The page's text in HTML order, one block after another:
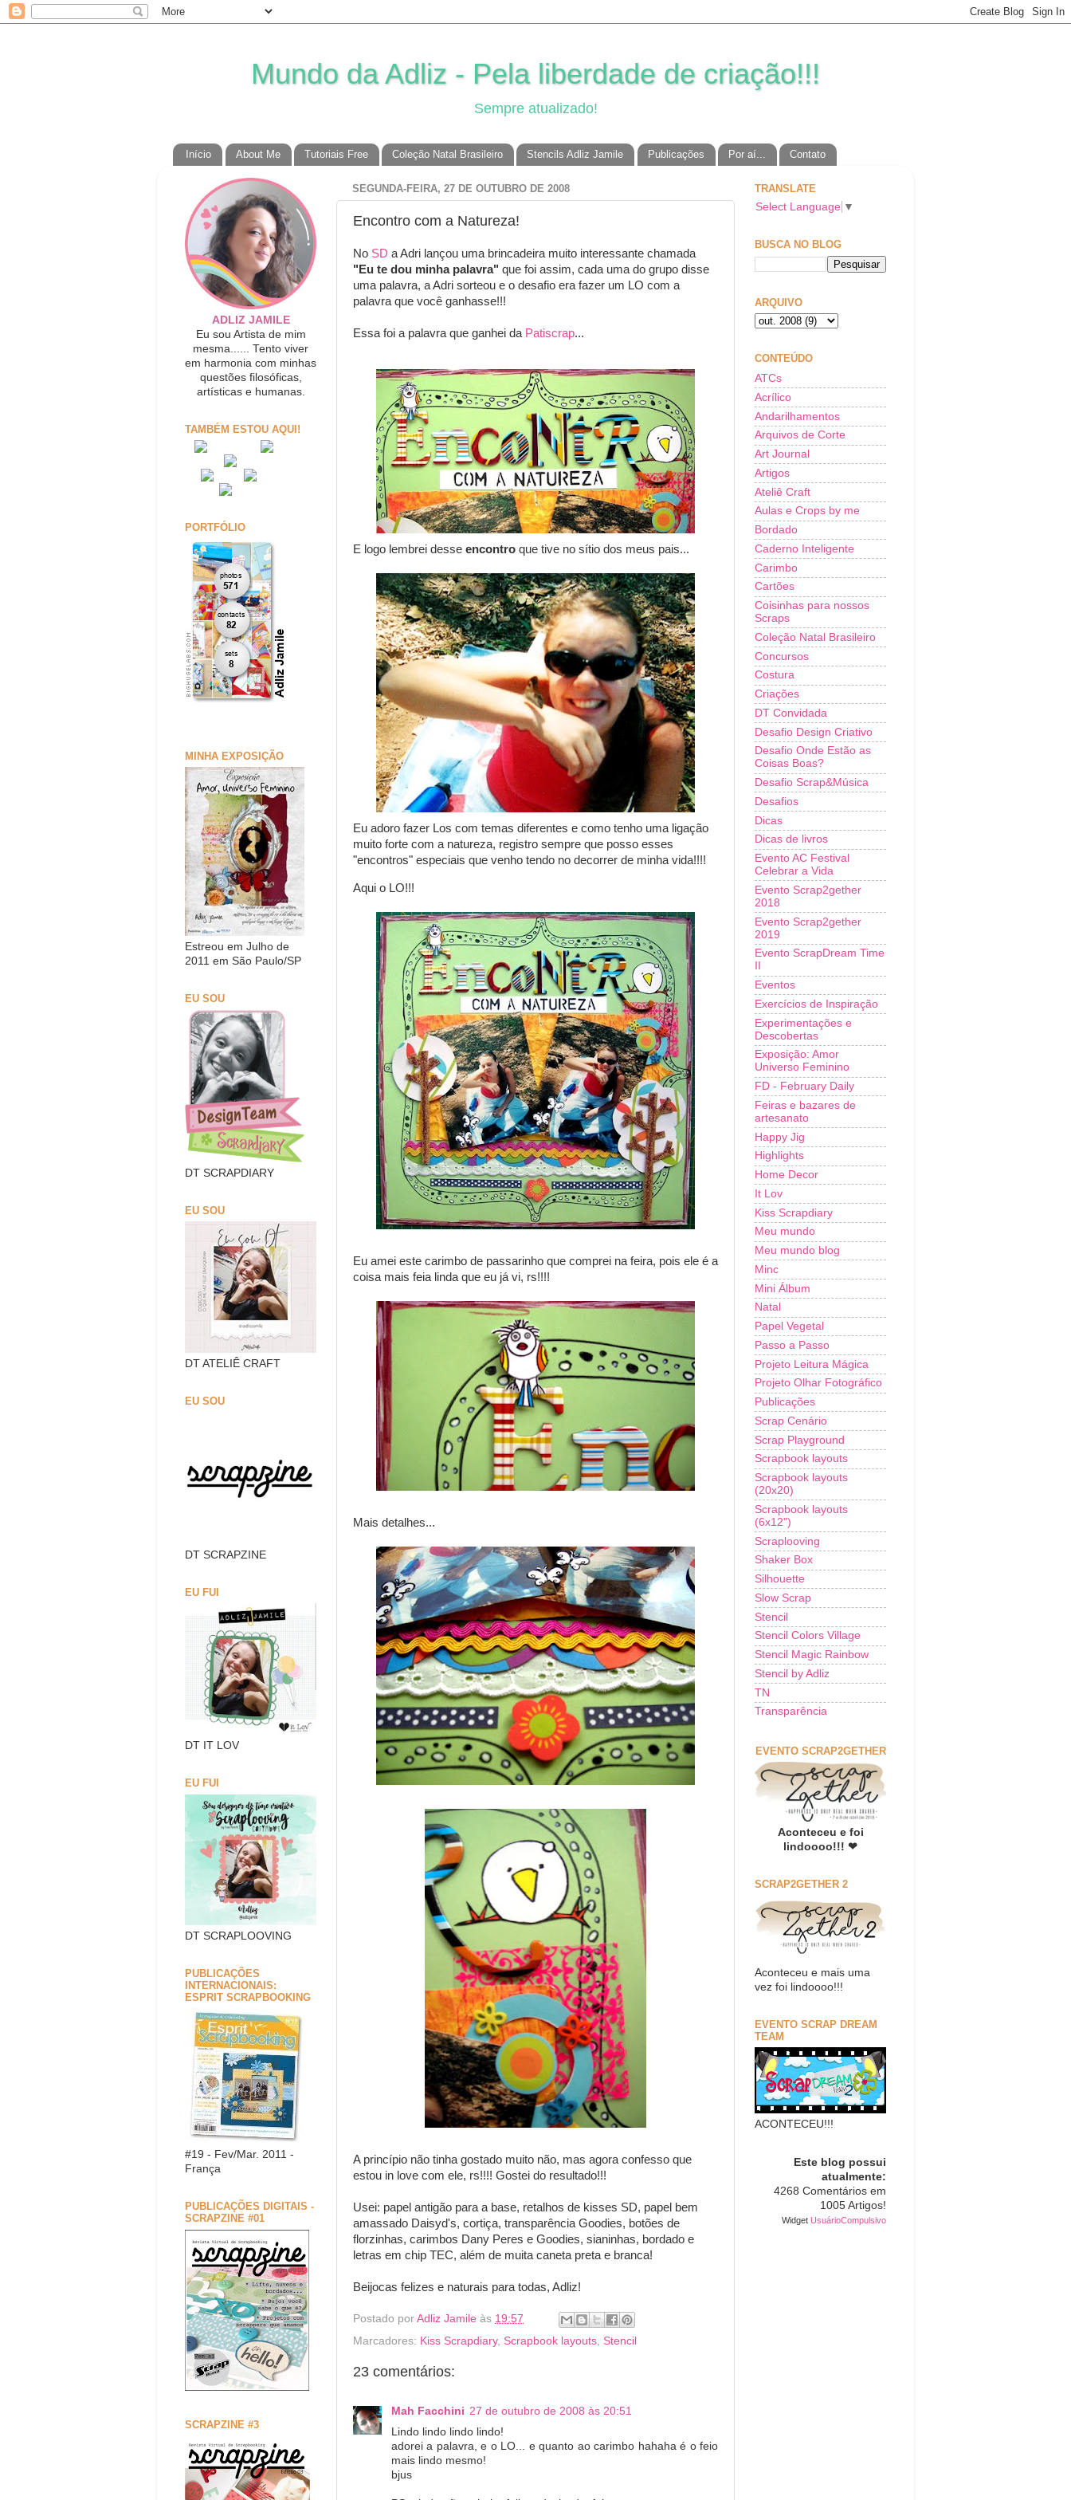
Mundo da Adliz - Pela liberdade de criação!!!
Sempre atualizado!
Início About Me Tutoriais Free Coleção Natal Brasileiro Stencils Adliz Jamile Publicações Por aí... Contato
SEGUNDA-FEIRA, 27 DE OUTUBRO DE 2008
Encontro com a Natureza!
No SD a Adri lançou uma brincadeira muito interessante chamada
"Eu te dou minha palavra" que foi assim, cada uma do grupo disse
uma palavra, a Adri sorteou e o desafio era fazer um LO com a
palavra que você ganhasse!!!
Essa foi a palavra que ganhei da Patiscrap...
E logo lembrei desse encontro que tive no sítio dos meus pais...
Eu adoro fazer Los com temas diferentes e como tenho uma ligação
muito forte com a natureza, registro sempre que posso esses
"encontros" especiais que venho tendo no decorrer de minha vida!!!!
Aqui o LO!!!
Eu amei este carimbo de passarinho que comprei na feira, pois ele é a
coisa mais feia linda que eu já vi, rs!!!!
Mais detalhes...
A princípio não tinha gostado muito não, mas agora confesso que
estou in love com ele, rs!!!! Gostei do resultado!!!
Usei: papel antigão para a base, retalhos de kisses SD, papel bem
amassado Daisyd's, cortiça, transparência Goodies, botões de
florzinhas, carimbos Dany Peres e Goodies, sianinhas, bordado e
letras em chip TEC, além de muita caneta preta e branca!
Beijocas felizes e naturais para todas, Adliz!
Postado por Adliz Jamile às 19:57
Marcadores: Kiss Scrapdiary, Scrapbook layouts, Stencil
23 comentários:
Mah Facchini 27 de outubro de 2008 às 20:51
Lindo lindo lindo lindo!
adorei a palavra, e o LO... e quanto ao carimbo hahaha é o feio
mais lindo mesmo!
bjus
ADLIZ JAMILE
Eu sou Artista de mim
mesma...... Tento viver
em harmonia com minhas
questões filosóficas,
artísticas e humanas.
TAMBÉM ESTOU AQUI!
PORTFÓLIO
MINHA EXPOSIÇÃO
Estreou em Julho de
2011 em São Paulo/SP
EU SOU
DT SCRAPDIARY
EU SOU
DT ATELIÊ CRAFT
EU SOU
DT SCRAPZINE
EU FUI
DT IT LOV
EU FUI
DT SCRAPLOOVING
PUBLICAÇÕES
INTERNACIONAIS:
ESPRIT SCRAPBOOKING
#19 - Fev/Mar. 2011 -
França
PUBLICAÇÕES DIGITAIS -
SCRAPZINE #01
SCRAPZINE #3
TRANSLATE
Select Language ▼
BUSCA NO BLOG
ARQUIVO
CONTEÚDO
ATCs
Acrílico
Andarilhamentos
Arquivos de Corte
Art Journal
Artigos
Ateliê Craft
Aulas e Crops by me
Bordado
Caderno Inteligente
Carimbo
Cartões
Coisinhas para nossos
Scraps
Coleção Natal Brasileiro
Concursos
Costura
Criações
DT Convidada
Desafio Design Criativo
Desafio Onde Estão as
Coisas Boas?
Desafio Scrap&Música
Desafios
Dicas
Dicas de livros
Evento AC Festival
Celebrar a Vida
Evento Scrap2gether
2018
Evento Scrap2gether
2019
Evento ScrapDream Time
Eventos
Exercícios de Inspiração
Experimentações e
Descobertas
Exposição: Amor
Universo Feminino
FD - February Daily
Feiras e bazares de
artesanato
Happy Jig
Highlights
Home Decor
It Lov
Kiss Scrapdiary
Meu mundo
Meu mundo blog
Minc
Mini Álbum
Natal
Papel Vegetal
Passo a Passo
Projeto Leitura Mágica
Projeto Olhar Fotográfico
Publicações
Scrap Cenário
Scrap Playground
Scrapbook layouts
Scrapbook layouts
(20x20)
Scrapbook layouts
(6x12")
Scraplooving
Shaker Box
Silhouette
Slow Scrap
Stencil
Stencil Colors Village
Stencil Magic Rainbow
Stencil by Adliz
TN
Transparência
EVENTO SCRAP2GETHER
Aconteceu e foi
lindoooo!!! ❤
SCRAP2GETHER 2
Aconteceu e mais uma
vez foi lindoooo!!!
EVENTO SCRAP DREAM
TEAM
ACONTECEU!!!
Este blog possui
atualmente:
4268 Comentários em
1005 Artigos!
Widget UsuárioCompulsivo